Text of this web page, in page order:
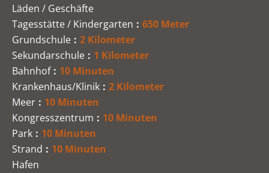
Läden / Geschäfte
Tagesstätte / Kindergarten
650 Meter
Grundschule
2 Kilometer
Sekundarschule
1 Kilometer
Bahnhof
10 Minuten
Krankenhaus/Klinik
2 Kilometer
Meer
10 Minuten
Kongresszentrum
10 Minuten
Park
10 Minuten
Strand
10 Minuten
Hafen